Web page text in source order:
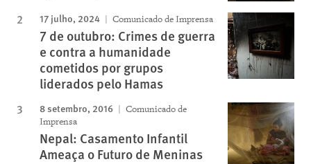
17 julho, 2024 Comunicado de Imprensa
7 de outubro: Crimes de guerra
e contra a humanidade
cometidos por grupos
liderados pelo Hamas
8 setembro, 2016
Comunicado de
Imprensa
Nepal: Casamento Infantil
Ameaça o Futuro de Meninas